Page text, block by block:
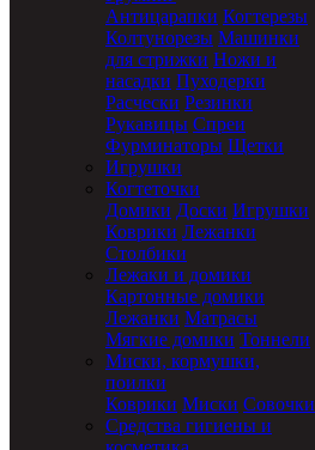
Антицарапки Когтерезы
Колтунорезы Машинки
для стрижки Ножи и
насадки Пуходерки
Расчески Резинки
Рукавицы Спреи
Фурминаторы Щетки
Игрушки
Когтеточки
Домики Доски Игрушки
Коврики Лежанки
Столбики
Лежаки и домики
Картонные домики
Лежанки Матрасы
Мягкие домики Тоннели
Миски, кормушки,
поилки
Коврики Миски Совочки
Средства гигиены и